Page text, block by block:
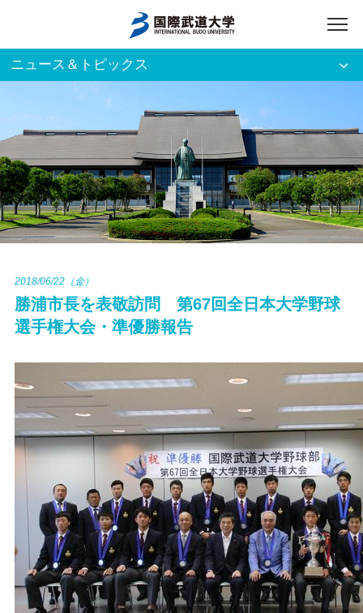
アクセス 入試資料請求
ご利用者別
ホーム
大学案内
学部・大学院
学友会クラブ活動
ニュース＆トピックス
2018/06/22（金）
勝浦市長を表敬訪問 第67回全日本大学野球
選手権大会・準優勝報告